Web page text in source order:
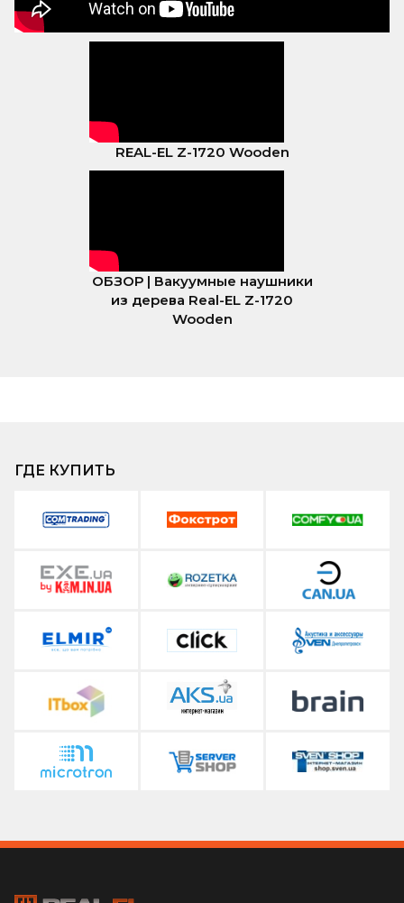
REAL-EL Z-1720 Wooden
ОБЗОР | Вакуумные наушники
из дерева Real-EL Z-1720
Wooden
ГДЕ КУПИТЬ